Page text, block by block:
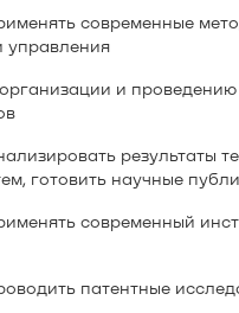
современные
управления
и
результаты
готовить научные
современный
патентные